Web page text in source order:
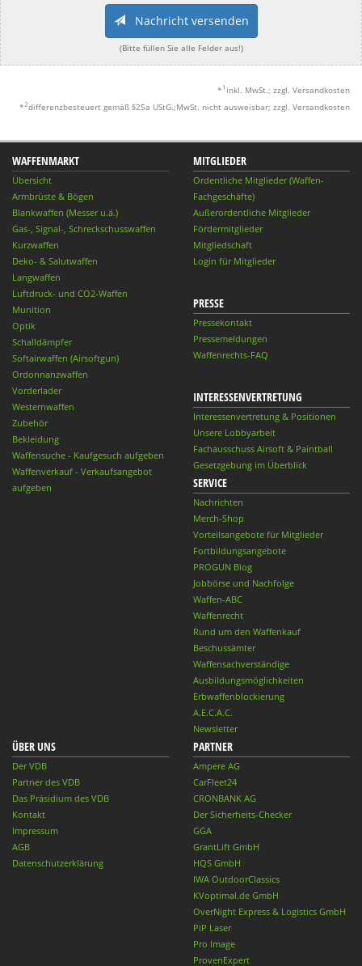
Nachricht versenden
(Bitte füllen Sie alle Felder aus!)
* 1 inkl. MwSt.; zzgl. Versandkosten
*2differenzbesteuert gemäß §25a UStG.;MwSt. nicht ausweisbar; zzgl. Versandkosten
WAFFENMARKT
Übersicht
Armbrüste & Bögen
Blankwaffen (Messer u.ä.)
Gas-, Signal-, Schreckschusswaffen
Kurzwaffen
Deko- & Salutwaffen
Langwaffen
Luftdruck- und CO2-Waffen
Munition
Optik
Schalldämpfer
Softairwaffen (Airsoftgun)
Ordonnanzwaffen
Vorderlader
Westernwaffen
Zubehör
Bekleidung
Waffensuche - Kaufgesuch aufgeben
Waffenverkauf - Verkaufsangebot
aufgeben
MITGLIEDER
Ordentliche Mitglieder (Waffen-
Fachgeschäfte)
Außerordentliche Mitglieder
Fördermitglieder
Mitgliedschaft
Login für Mitglieder
PRESSE
Pressekontakt
Pressemeldungen
Waffenrechts-FAQ
INTERESSENVERTRETUNG
Interessenvertretung & Positionen
Unsere Lobbyarbeit
Fachausschuss Airsoft & Paintball
Gesetzgebung im Überblick
SERVICE
Nachrichten
Merch-Shop
Vorteilsangebote für Mitglieder
Fortbildungsangebote
PROGUN Blog
Jobbörse und Nachfolge
Waffen-ABC
Waffenrecht
Rund um den Waffenkauf
Beschussämter
Waffensachverständige
Ausbildungsmöglichkeiten
Erbwaffenblockierung
A.E.C.A.C.
Newsletter
ÜBER UNS
Der VDB
Partner des VDB
Das Präsidium des VDB
Kontakt
Impressum
AGB
Datenschutzerklärung
PARTNER
Ampere AG
CarFleet24
CRONBANK AG
Der Sicherheits-Checker
GGA
GrantLift GmbH
HQS GmbH
IWA OutdoorClassics
KVoptimal.de GmbH
OverNight Express & Logistics GmbH
PiP Laser
Pro Image
ProvenExpert